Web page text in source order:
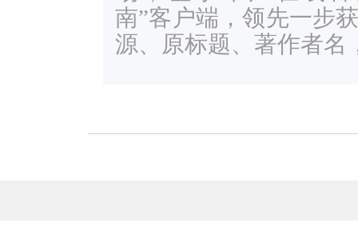
南”客户端，领先一步
源、原标题、著作者名